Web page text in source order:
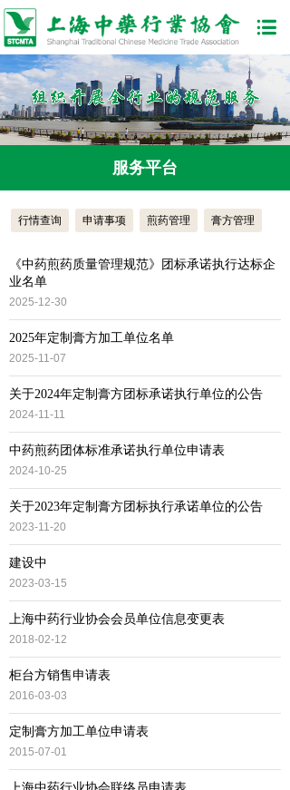
服务平台
行情查询 申请事项 煎药管理 膏方管理
《中药煎药质量管理规范》团标承诺执行达标企
业名单
2025-12-30
2025年定制膏方加工单位名单
2025-11-07
关于2024年定制膏方团标承诺执行单位的公告
2024-11-11
中药煎药团体标准承诺执行单位申请表
2024-10-25
关于2023年定制膏方团标执行承诺单位的公告
2023-11-20
建设中
2023-03-15
上海中药行业协会会员单位信息变更表
2018-02-12
柜台方销售申请表
2016-03-03
定制膏方加工单位申请表
2015-07-01